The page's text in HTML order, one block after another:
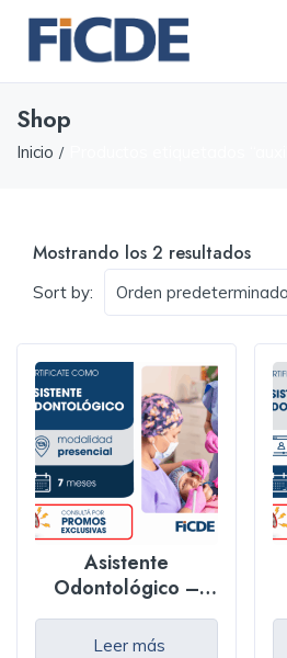
Shop
Inicio
Mostrando los 2 resultados
Sort by:
Asistente
Odontológico –
Presencial
Leer más